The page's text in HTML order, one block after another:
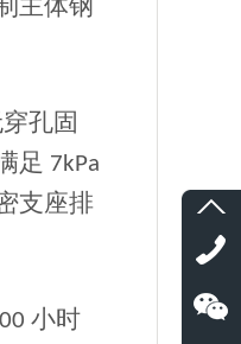
主体钢
孔固
足 7kPa
支座排
小时